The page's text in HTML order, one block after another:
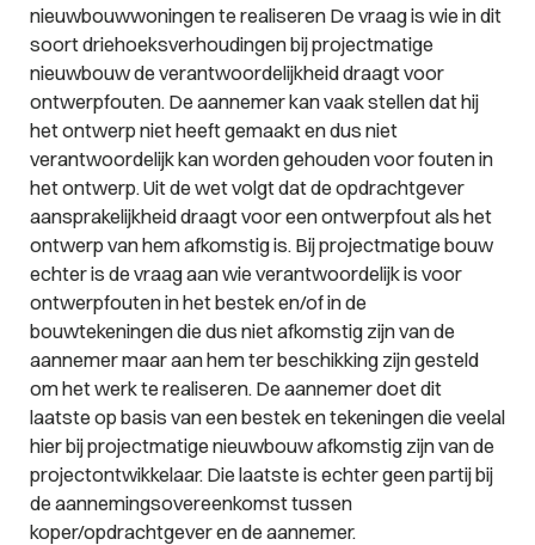
nieuwbouwwoningen te realiseren De vraag is wie in dit
soort driehoeksverhoudingen bij projectmatige
nieuwbouw de verantwoordelijkheid draagt voor
ontwerpfouten. De aannemer kan vaak stellen dat hij
het ontwerp niet heeft gemaakt en dus niet
verantwoordelijk kan worden gehouden voor fouten in
het ontwerp. Uit de wet volgt dat de opdrachtgever
aansprakelijkheid draagt voor een ontwerpfout als het
ontwerp van hem afkomstig is. Bij projectmatige bouw
echter is de vraag aan wie verantwoordelijk is voor
ontwerpfouten in het bestek en/of in de
bouwtekeningen die dus niet afkomstig zijn van de
aannemer maar aan hem ter beschikking zijn gesteld
om het werk te realiseren. De aannemer doet dit
laatste op basis van een bestek en tekeningen die veelal
hier bij projectmatige nieuwbouw afkomstig zijn van de
projectontwikkelaar. Die laatste is echter geen partij bij
de aannemingsovereenkomst tussen
koper/opdrachtgever en de aannemer.